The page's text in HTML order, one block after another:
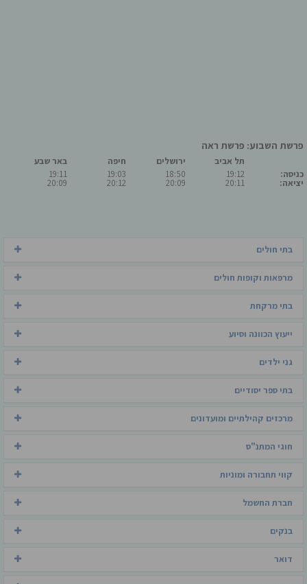
פרשת השבוע: פרשת ראה
כניסה:
יציאה:
תל אביב
19:12
20:11
ירושלים
18:50
20:09
חיפה
19:03
20:12
באר שבע
19:11
20:09
בתי חולים
מרפאות וקופות חולים
בתי מרקחת
ייעוץ הכוונה וסיוע
גני ילדים
בתי ספר יסודיים
מרכזים קהילתיים ומועדונים
חוגי המתנ"ס
קווי תחבורה ומוניות
חברת החשמל
בנקים
דואר